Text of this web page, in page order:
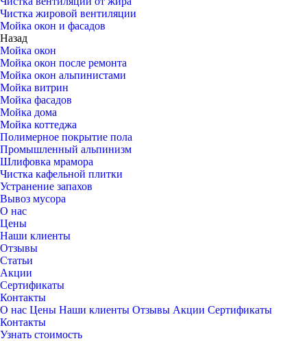
Чистка жировой вентиляции
Мойка окон и фасадов
Назад
Мойка окон
Мойка окон после ремонта
Мойка окон альпинистами
Мойка витрин
Мойка фасадов
Мойка дома
Мойка коттеджа
Полимерное покрытие пола
Промышленный альпинизм
Шлифовка мрамора
Чистка кафельной плитки
Устранение запахов
Вывоз мусора
О нас
Цены
Наши клиенты
Отзывы
Статьи
Акции
Сертификаты
Контакты
О нас Цены Наши клиенты Отзывы Акции Сертификаты
Контакты
Узнать стоимость